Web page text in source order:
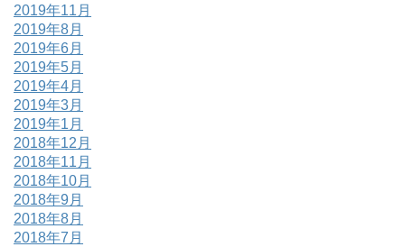
2019年11月
2019年8月
2019年6月
2019年5月
2019年4月
2019年3月
2019年1月
2018年12月
2018年11月
2018年10月
2018年9月
2018年8月
2018年7月